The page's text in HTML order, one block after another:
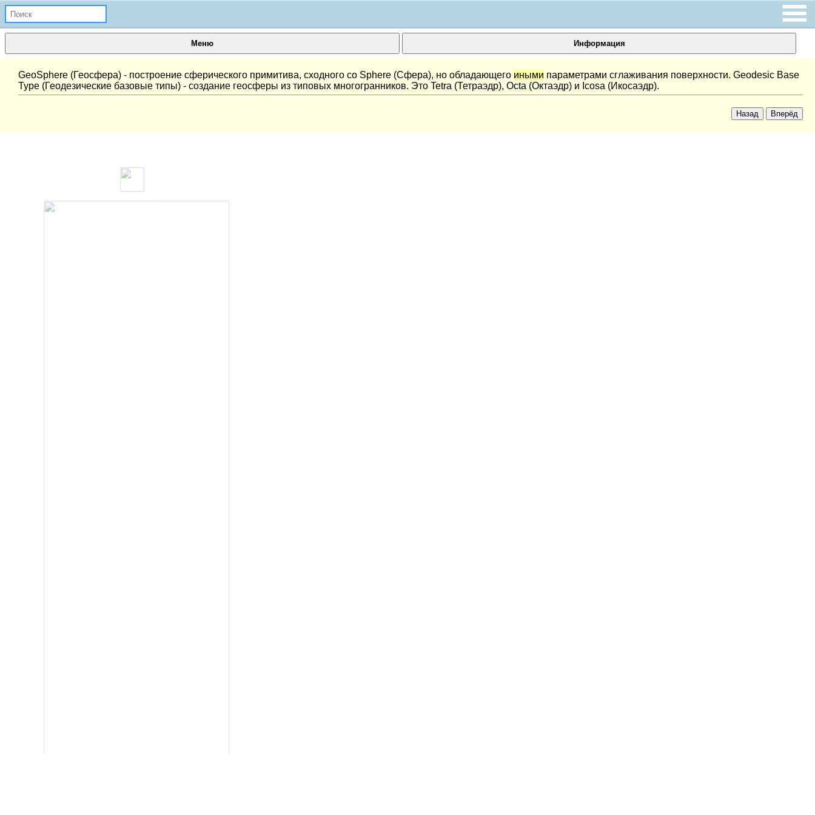
Меню Информация
GeoSphere (Геосфера) - построение сферического примитива, сходного со Sphere (Сфера), но обладающего иными параметрами сглаживания поверхности. Geodesic Base
Type (Геодезические базовые типы) - создание геосферы из типовых многогранников. Это Tetra (Тетраэдр), Octa (Октаэдр) и Icosa (Икосаэдр).
Назад Вперёд